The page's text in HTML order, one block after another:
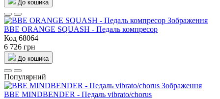
До кошика
BBE ORANGE SQUASH - Педаль компресор
Код 68064
6 726 грн
До кошика
Популярний
BBE MINDBENDER - Педаль vibrato/chorus